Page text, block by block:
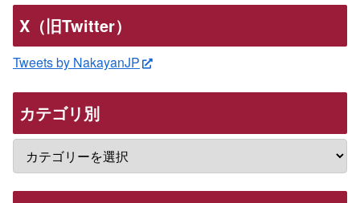
X（旧Twitter）
Tweets by NakayanJP
カテゴリ別